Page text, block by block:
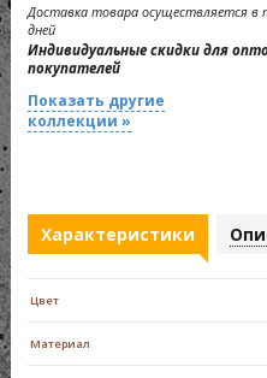
Доставка товара осуществляется в
дней
Индивидуальные скидки для
покупателей
Показать другие
коллекции »
Характеристики
Цвет
Материал